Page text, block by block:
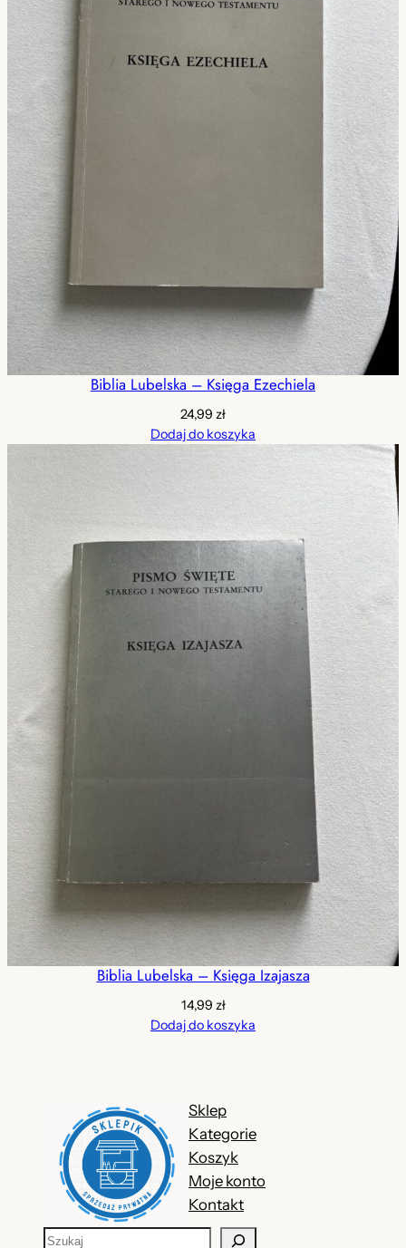
Biblia Lubelska – Księga Ezechiela
24,99 zł
Dodaj do koszyka
Biblia Lubelska – Księga Izajasza
14,99 zł
Dodaj do koszyka
Sklep
Kategorie
Koszyk
Moje konto
Kontakt
S